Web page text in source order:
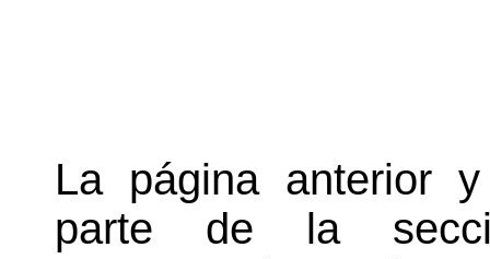
La página anterior
parte de la